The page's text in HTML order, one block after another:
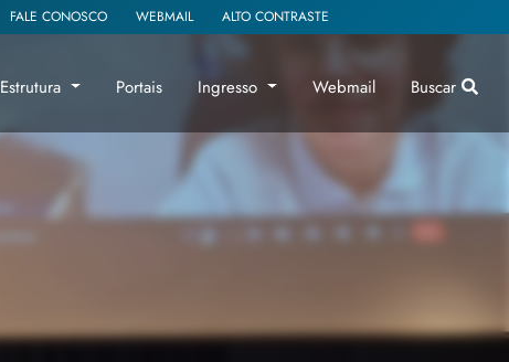
Estrutura Portais Ingresso Webmail Buscar
FALE CONOSCO WEBMAIL ALTO CONTRASTE